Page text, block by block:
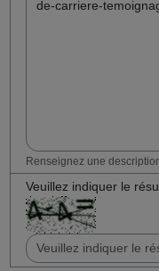
Renseignez une
Veuillez indiquer le